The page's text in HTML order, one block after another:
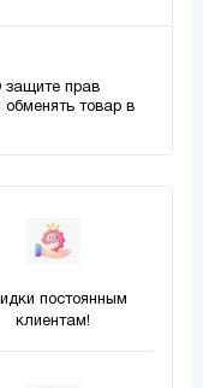
защите прав
товар в
постоянным
клиентам!